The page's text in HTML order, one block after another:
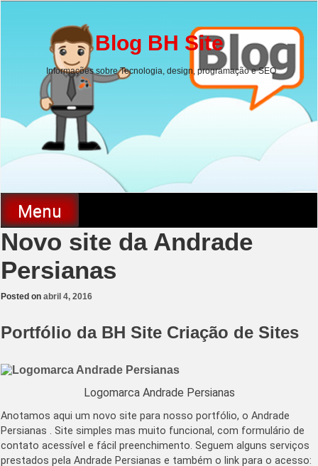
Blog BH Site
Informações sobre Tecnologia, design, programação e SEO
Menu
Novo site da Andrade
Persianas
Posted on abril 4, 2016
Portfólio da BH Site Criação de Sites
Logomarca Andrade Persianas
Anotamos aqui um novo site para nosso portfólio, o Andrade
Persianas . Site simples mas muito funcional, com formulário de
contato acessível e fácil preenchimento. Seguem alguns serviços
prestados pela Andrade Persianas e também o link para o acesso: